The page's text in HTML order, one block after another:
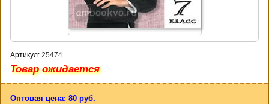
Артикул: 25474
Товар ожидается
Оптовая цена: 80 руб.